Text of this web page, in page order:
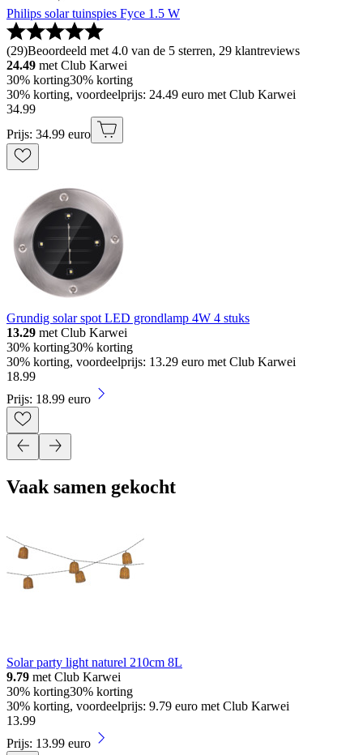
Philips solar tuinspies Fyce 1.5 W
(29)Beoordeeld met 4.0 van de 5 sterren, 29 klantreviews
24.49 met Club Karwei
30% korting30% korting
30% korting, voordeelprijs: 24.49 euro met Club Karwei
34.99
Prijs: 34.99 euro
Grundig solar spot LED grondlamp 4W 4 stuks
13.29 met Club Karwei
30% korting30% korting
30% korting, voordeelprijs: 13.29 euro met Club Karwei
18.99
Prijs: 18.99 euro
Vaak samen gekocht
Solar party light naturel 210cm 8L
9.79 met Club Karwei
30% korting30% korting
30% korting, voordeelprijs: 9.79 euro met Club Karwei
13.99
Prijs: 13.99 euro